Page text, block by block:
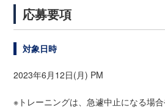
応募要項
対象日時
2023年6月12日(月) PM
※トレーニングは、急遽中止になる場